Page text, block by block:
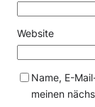
Website
Name, E-
meinen